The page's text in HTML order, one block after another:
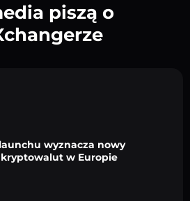
piszą o
wyznacza nowy
w Europie